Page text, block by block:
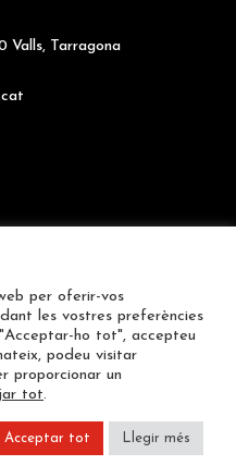
Valls, Tarragona
per oferir-vos
les vostres preferències
ho tot", accepteu
podeu visitar
proporcionar un
tot.
Acceptar tot Llegir més